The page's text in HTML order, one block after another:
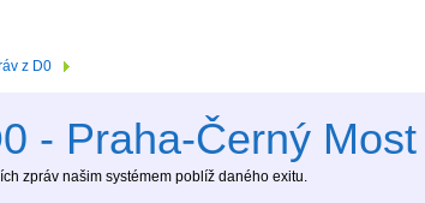
z D0
- Praha-Černý
zpráv našim systémem poblíž daného exitu.